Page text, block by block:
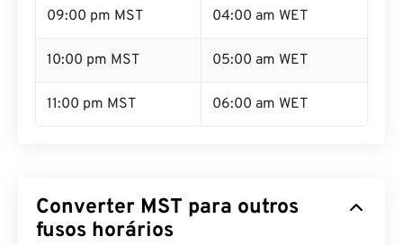
09:00 pm MST 04:00 am WET
10:00 pm MST 05:00 am WET
11:00 pm MST 06:00 am WET
Converter MST para outros
fusos horários